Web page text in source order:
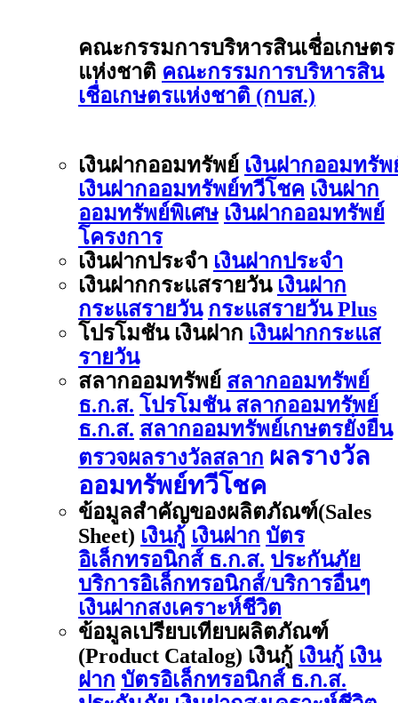
คณะกรรมการบริหารสินเชื่อเกษตร
แห่งชาติ คณะกรรมการบริหารสิน
เชื่อเกษตรแห่งชาติ (กบส.)
เงินฝากออมทรัพย์ เงินฝากออมทรัพ
เงินฝากออมทรัพย์ทวีโชค เงินฝาก
ออมทรัพย์พิเศษ เงินฝากออมทรัพย์
โครงการ
เงินฝากประจำ เงินฝากประจำ
เงินฝากกระแสรายวัน เงินฝาก
กระแสรายวัน กระแสรายวัน Plus
โปรโมชัน เงินฝาก เงินฝากกระแส
รายวัน
สลากออมทรัพย์ สลากออมทรัพย์
ธ.ก.ส. โปรโมชัน สลากออมทรัพย์
ธ.ก.ส. สลากออมทรัพย์เกษตรยั่งยืน
ตรวจผลรางวัลสลาก ผลรางวัล
ออมทรัพย์ทวีโชค
ข้อมูลสำคัญของผลิตภัณฑ์(Sales
Sheet) เงินกู้ เงินฝาก บัตร
อิเล็กทรอนิกส์ ธ.ก.ส. ประกันภัย
บริการอิเล็กทรอนิกส์/บริการอื่นๆ
เงินฝากสงเคราะห์ชีวิต
ข้อมูลเปรียบเทียบผลิตภัณฑ์
(Product Catalog) เงินกู้ เงินกู้ เงิน
ฝาก บัตรอิเล็กทรอนิกส์ ธ.ก.ส.